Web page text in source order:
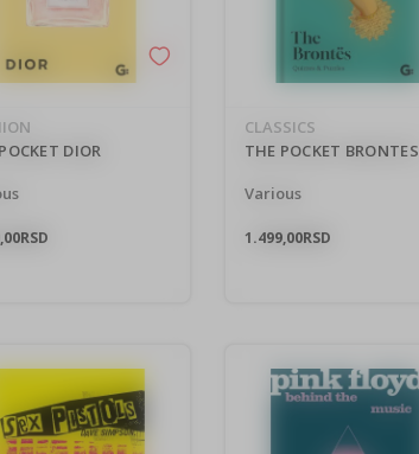
DIOR
RSD
CLASSICS
THE POCKET BRONTES
Various
1.499,00RSD